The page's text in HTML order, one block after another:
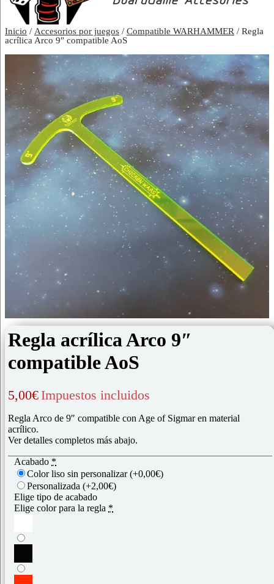
Inicio / Accesorios por juegos / Compatible WARHAMMER / Regla
acrílica Arco 9″ compatible AoS
Regla acrílica Arco 9″
compatible AoS
5,00€ Impuestos incluidos
Regla Arco de 9″ compatible con Age of Sigmar en material
acrílico.
Ver detalles completos más abajo.
Acabado *
Color liso sin personalizar(+0,00€)
Personalizada (+2,00€)
Elige tipo de acabado
Elige color para la regla *